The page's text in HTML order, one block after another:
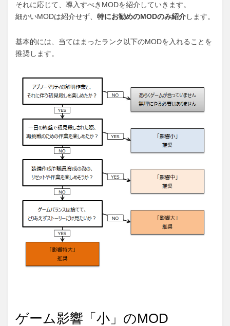
それに応じて、導入すべきMODを紹介していきます。
細かいMODは紹介せず、 特にお勧めのMODのみ紹介します。
基本的には、当てはまったランク以下のMODを入れることを
推奨します。
ゲーム影響「小」のMOD